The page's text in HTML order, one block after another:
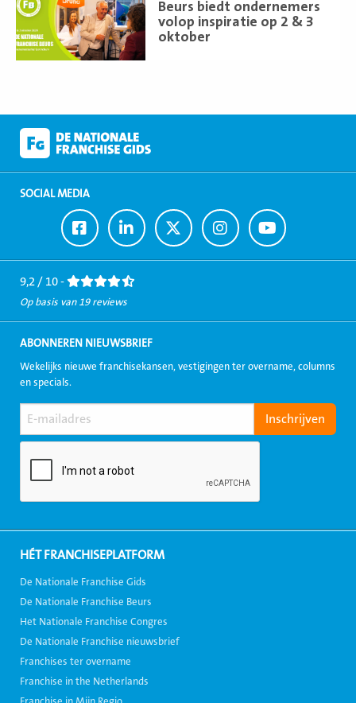
Beurs biedt ondernemers
volop inspiratie op 2 & 3
oktober
meer
SOCIAL MEDIA
Ga
naar
Facebook
Ga
naar
LinkedIn
Ga
naar
Twitter
Ga
naar
Instagram
Ga
naar
Youtube
9,2 / 10 -
Op basis van 19 reviews
ABONNEREN NIEUWSBRIEF
Wekelijks nieuwe franchisekansen, vestigingen ter overname, columns
en specials.
HÉT FRANCHISEPLATFORM
De Nationale Franchise Gids
De Nationale Franchise Beurs
Het Nationale Franchise Congres
De Nationale Franchise nieuwsbrief
Franchises ter overname
Franchise in the Netherlands